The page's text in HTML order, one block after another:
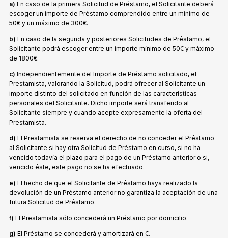
a) En caso de la primera Solicitud de Préstamo, el Solicitante deberá
escoger un importe de Préstamo comprendido entre un mínimo de
50€ y un máximo de 300€.
b) En caso de la segunda y posteriores Solicitudes de Préstamo, el
Solicitante podrá escoger entre un importe mínimo de 50€ y máximo
de 1800€.
c) Independientemente del Importe de Préstamo solicitado, el
Prestamista, valorando la Solicitud, podrá ofrecer al Solicitante un
importe distinto del solicitado en función de las características
personales del Solicitante. Dicho importe será transferido al
Solicitante siempre y cuando acepte expresamente la oferta del
Prestamista.
d) El Prestamista se reserva el derecho de no conceder el Préstamo
al Solicitante si hay otra Solicitud de Préstamo en curso, si no ha
vencido todavía el plazo para el pago de un Préstamo anterior o si,
vencido éste, este pago no se ha efectuado.
e) El hecho de que el Solicitante de Préstamo haya realizado la
devolución de un Préstamo anterior no garantiza la aceptación de una
futura Solicitud de Préstamo.
f) El Prestamista sólo concederá un Préstamo por domicilio.
g) El Préstamo se concederá y amortizará en €.